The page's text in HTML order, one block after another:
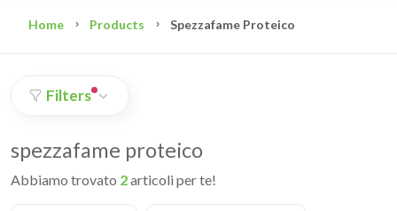
Home Products Spezzafame Proteico
Filters
spezzafame proteico
Abbiamo trovato 2articoli per te!